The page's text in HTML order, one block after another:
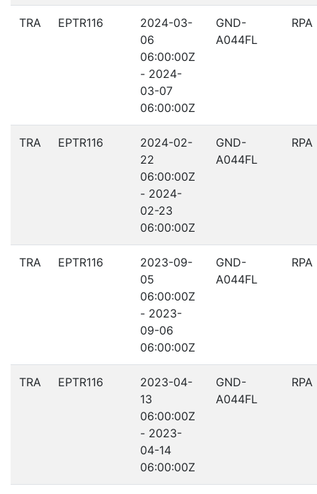
TRA EPTR116
2024-03-
06
06:00:00Z
- 2024-
03-07
06:00:00Z
GND-
A044FL
RPA
TRA EPTR116
2024-02-
22
06:00:00Z
- 2024-
02-23
06:00:00Z
GND-
A044FL
RPA
TRA EPTR116
2023-09-
05
06:00:00Z
- 2023-
09-06
06:00:00Z
GND-
A044FL
RPA
TRA EPTR116
2023-04-
13
06:00:00Z
- 2023-
04-14
06:00:00Z
GND-
A044FL
RPA